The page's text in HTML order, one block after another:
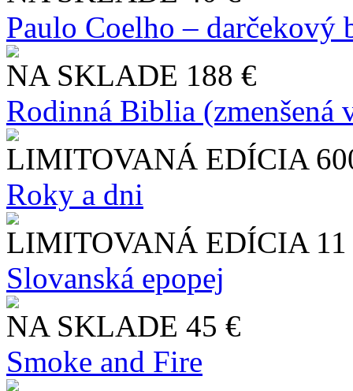
Paulo Coelho – darčekový
NA SKLADE 188 €
Rodinná Biblia (zmenšená
LIMITOVANÁ EDÍCIA
Roky a dni
LIMITOVANÁ EDÍCIA
Slo​vanská epopej
NA SKLADE 45 €
Smoke and Fire